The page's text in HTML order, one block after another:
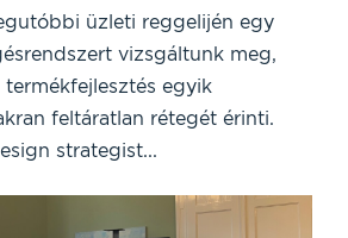
üzleti reggelijén egy
vizsgáltunk meg,
egyik
feltáratlan rétegét érinti.
strategist...